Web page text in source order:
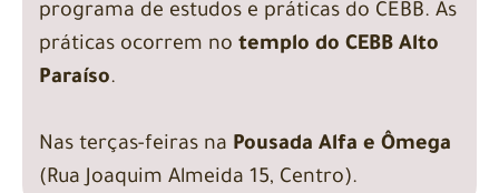
programa de estudos e práticas do CEBB. As
práticas ocorrem no templo do CEBB Alto
Paraíso.
Nas terças-feiras na Pousada Alfa e Ômega
(Rua Joaquim Almeida 15, Centro).